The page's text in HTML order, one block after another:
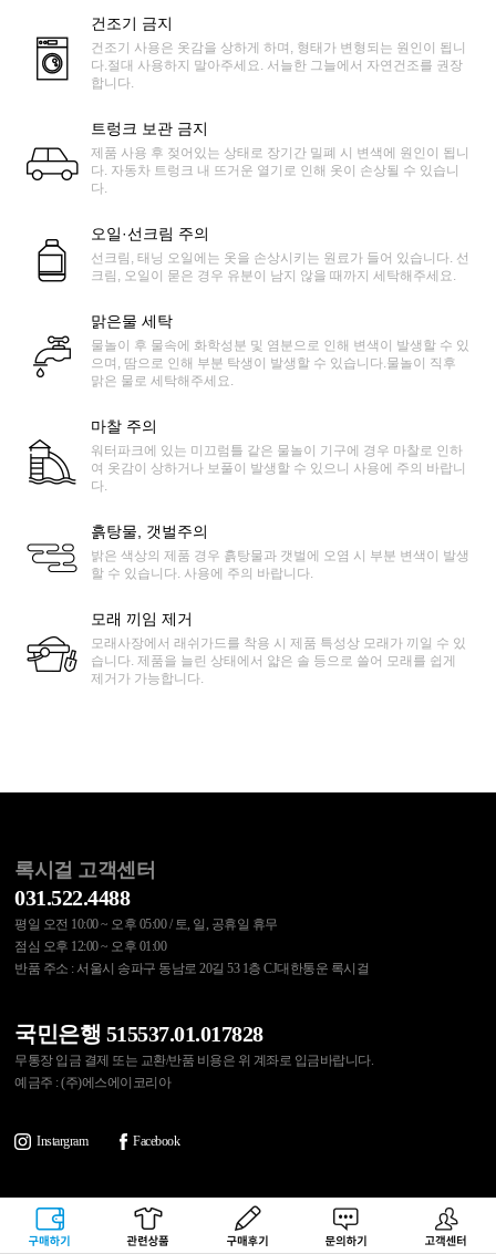
구매하기 관련상품 상품후기 문의하기 고객센터
건조기 금지
건조기 사용은 옷감을 상하게 하며, 형태가 변형되는 원인이 됩니
다.절대 사용하지 말아주세요. 서늘한 그늘에서 자연건조를 권장
합니다.
트렁크 보관 금지
제품 사용 후 젖어있는 상태로 장기간 밀폐 시 변색에 원인이 됩니
다. 자동차 트렁크 내 뜨거운 열기로 인해 옷이 손상될 수 있습니
다.
오일·선크림 주의
선크림, 태닝 오일에는 옷을 손상시키는 원료가 들어 있습니다. 선
크림, 오일이 묻은 경우 유분이 남지 않을 때까지 세탁해주세요.
맑은물 세탁
물놀이 후 물속에 화학성분 및 염분으로 인해 변색이 발생할 수 있
으며, 땀으로 인해 부분 탁생이 발생할 수 있습니다.물놀이 직후
맑은 물로 세탁해주세요.
마찰 주의
워터파크에 있는 미끄럼틀 같은 물놀이 기구에 경우 마찰로 인하
여 옷감이 상하거나 보풀이 발생할 수 있으니 사용에 주의 바랍니
다.
흙탕물, 갯벌주의
밝은 색상의 제품 경우 흙탕물과 갯벌에 오염 시 부분 변색이 발생
할 수 있습니다. 사용에 주의 바랍니다.
모래 끼임 제거
모래사장에서 래쉬가드를 착용 시 제품 특성상 모래가 끼일 수 있
습니다. 제품을 늘린 상태에서 얇은 솔 등으로 쓸어 모래를 쉽게
제거가 가능합니다.
록시걸 고객센터
031.522.4488
평일 오전 10:00 ~ 오후 05:00 / 토, 일, 공휴일 휴무
점심 오후 12:00 ~ 오후 01:00
반품 주소 : 서울시 송파구 동남로 20길 53 1층 CJ대한통운 록시걸
국민은행 515537.01.017828
무통장 입금 결제 또는 교환/반품 비용은 위 계좌로 입금바랍니다.
예금주 : (주)에스에이코리아
Instargram Facebook
쇼핑몰 이용안내